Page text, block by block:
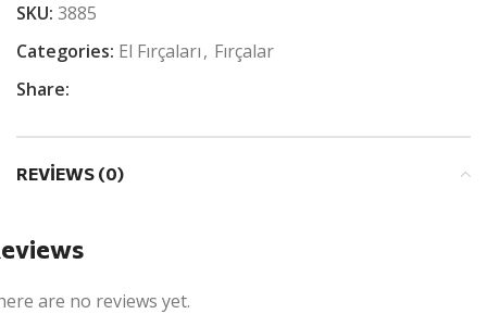
SKU: 3885
Categories: El Fırçaları, Fırçalar
Share:
REVIEWS (0)
are no reviews yet.